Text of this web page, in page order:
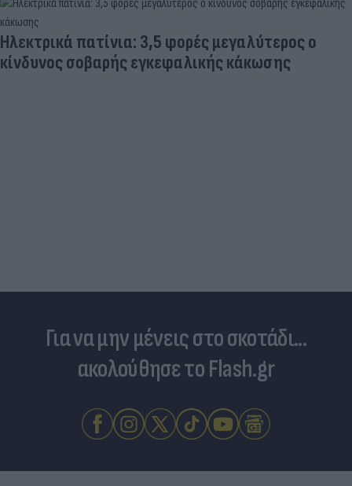
ο
κάκωσης
Για να μην μένεις στο σκοτάδι...
ακολούθησε το Flash.gr